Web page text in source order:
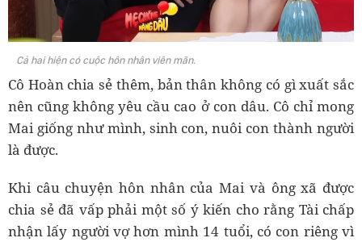
Cả hai hiện có cuộc hôn nhân viên mãn.
Cô Hoàn chia sẻ thêm, bản thân không có gì xuất sắc
nên cũng không yêu cầu cao ở con dâu. Cô chỉ mong
Mai giống như mình, sinh con, nuôi con thành người
là được.
Khi câu chuyện hôn nhân của Mai và ông xã được
chia sẻ đã vấp phải một số ý kiến cho rằng Tài chấp
nhận lấy người vợ hơn mình 14 tuổi, có con riêng vì